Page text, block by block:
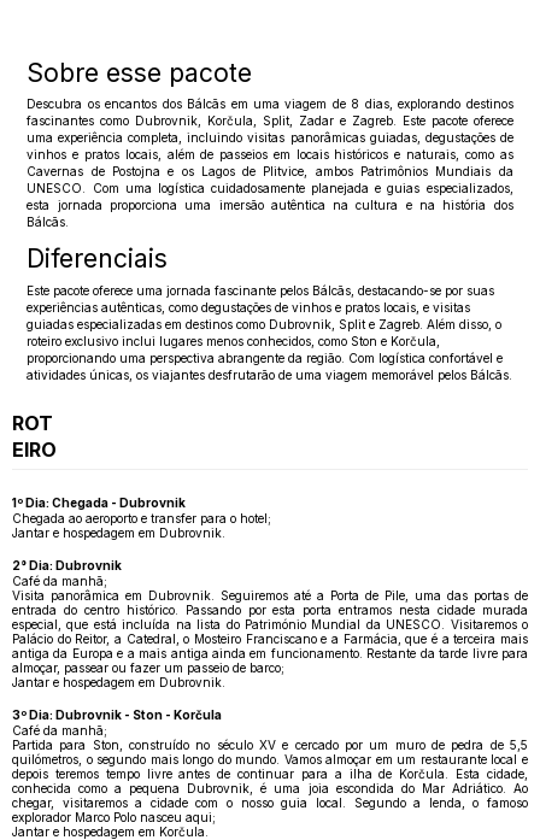
Sobre esse pacote
Descubra os encantos dos Bálcãs em uma viagem de 8 dias, explorando destinos
fascinantes como Dubrovnik, Korčula, Split, Zadar e Zagreb. Este pacote oferece
uma experiência completa, incluindo visitas panorâmicas guiadas, degustações de
vinhos e pratos locais, além de passeios em locais históricos e naturais, como as
Cavernas de Postojna e os Lagos de Plitvice, ambos Patrimônios Mundiais da
UNESCO. Com uma logística cuidadosamente planejada e guias especializados,
esta jornada proporciona uma imersão autêntica na cultura e na história dos
Bálcãs.
Diferenciais
Este pacote oferece uma jornada fascinante pelos Bálcãs, destacando-se por suas
experiências autênticas, como degustações de vinhos e pratos locais, e visitas
guiadas especializadas em destinos como Dubrovnik, Split e Zagreb. Além disso, o
roteiro exclusivo inclui lugares menos conhecidos, como Ston e Korčula,
proporcionando uma perspectiva abrangente da região. Com logística confortável e
atividades únicas, os viajantes desfrutarão de uma viagem memorável pelos Bálcãs.
ROT
EIRO
1º Dia: Chegada - Dubrovnik
Chegada ao aeroporto e transfer para o hotel;
Jantar e hospedagem em Dubrovnik.
2° Dia: Dubrovnik
Café da manhã;
Visita panorâmica em Dubrovnik. Seguiremos até a Porta de Pile, uma das portas de
entrada do centro histórico. Passando por esta porta entramos nesta cidade murada
especial, que está incluída na lista do Património Mundial da UNESCO. Visitaremos o
Palácio do Reitor, a Catedral, o Mosteiro Franciscano e a Farmácia, que é a terceira mais
antiga da Europa e a mais antiga ainda em funcionamento. Restante da tarde livre para
almoçar, passear ou fazer um passeio de barco;
Jantar e hospedagem em Dubrovnik.
3º Dia: Dubrovnik - Ston - Korčula
Café da manhã;
Partida para Ston, construído no século XV e cercado por um muro de pedra de 5,5
quilómetros, o segundo mais longo do mundo. Vamos almoçar em um restaurante local e
depois teremos tempo livre antes de continuar para a ilha de Korčula. Esta cidade,
conhecida como a pequena Dubrovnik, é uma joia escondida do Mar Adriático. Ao
chegar, visitaremos a cidade com o nosso guia local. Segundo a lenda, o famoso
explorador Marco Polo nasceu aqui;
Jantar e hospedagem em Korčula.